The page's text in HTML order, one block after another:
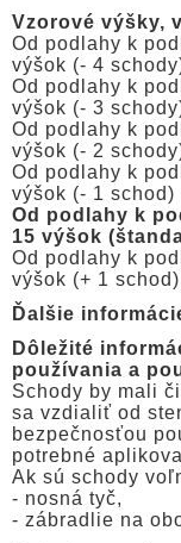
Vzorové výšky,
Od podlahy k
výšok (- 4
Od podlahy k
výšok (- 3
Od podlahy k
výšok (- 2
Od podlahy k
výšok (- 1 schod)
Od podlahy k
15 výšok
Od podlahy k
výšok (+ 1 schod)
Ďalšie
Dôležité
používania a
Schody by mali
sa vzdialiť od
bezpečnosťou
potrebné
Ak sú schody
- nosná tyč,
- zábradlie na